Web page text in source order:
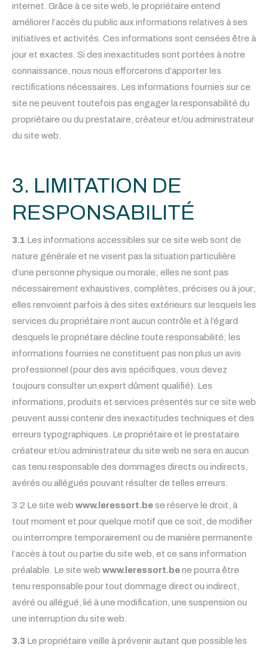
internet. Grâce à ce site web, le propriétaire entend
améliorer l’accès du public aux informations relatives à ses
initiatives et activités. Ces informations sont censées être à
jour et exactes. Si des inexactitudes sont portées à notre
connaissance, nous nous efforcerons d’apporter les
rectifications nécessaires. Les informations fournies sur ce
site ne peuvent toutefois pas engager la responsabilité du
propriétaire ou du prestataire, créateur et/ou administrateur
du site web.
3. LIMITATION DE
RESPONSABILITÉ
3.1 Les informations accessibles sur ce site web sont de
nature générale et ne visent pas la situation particulière
d’une personne physique ou morale; elles ne sont pas
nécessairement exhaustives, complètes, précises ou à jour;
elles renvoient parfois à des sites extérieurs sur lesquels les
services du propriétaire n’ont aucun contrôle et à l’égard
desquels le propriétaire décline toute responsabilité; les
informations fournies ne constituent pas non plus un avis
professionnel (pour des avis spécifiques, vous devez
toujours consulter un expert dûment qualifié). Les
informations, produits et services présentés sur ce site web
peuvent aussi contenir des inexactitudes techniques et des
erreurs typographiques. Le propriétaire et le prestataire
créateur et/ou administrateur du site web ne sera en aucun
cas tenu responsable des dommages directs ou indirects,
avérés ou allégués pouvant résulter de telles erreurs.
3.2 Le site web www.leressort.be se réserve le droit, à
tout moment et pour quelque motif que ce soit, de modifier
ou interrompre temporairement ou de manière permanente
l’accès à tout ou partie du site web, et ce sans information
préalable. Le site web www.leressort.bene pourra être
tenu responsable pour tout dommage direct ou indirect,
avéré ou allégué, lié à une modification, une suspension ou
une interruption du site web.
3.3 Le propriétaire veille à prévenir autant que possible les